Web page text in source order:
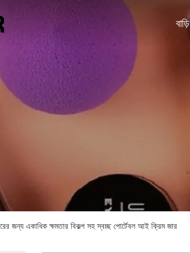
বাড়ি
জন্য একাধিক ক্ষমতার বিকল্প সহ স্বচ্ছ পোর্টেবল আই ক্রিম জার